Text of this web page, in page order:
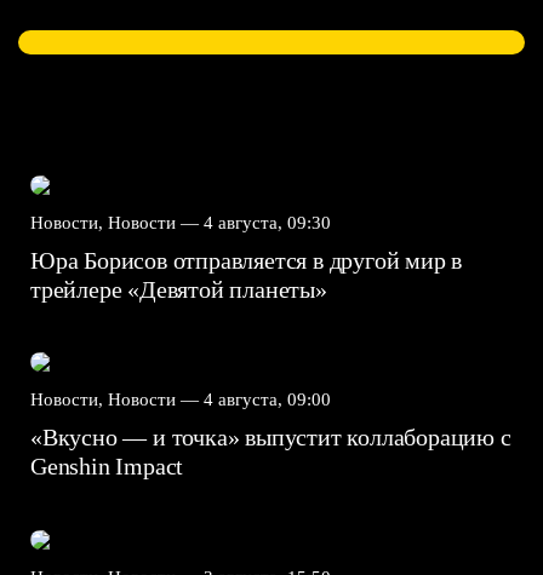
Новости, Новости — 4 августа, 09:30
Юра Борисов отправляется в другой мир в
трейлере «Девятой планеты»
Новости, Новости — 4 августа, 09:00
«Вкусно — и точка» выпустит коллаборацию с
Genshin Impact⁠⁠